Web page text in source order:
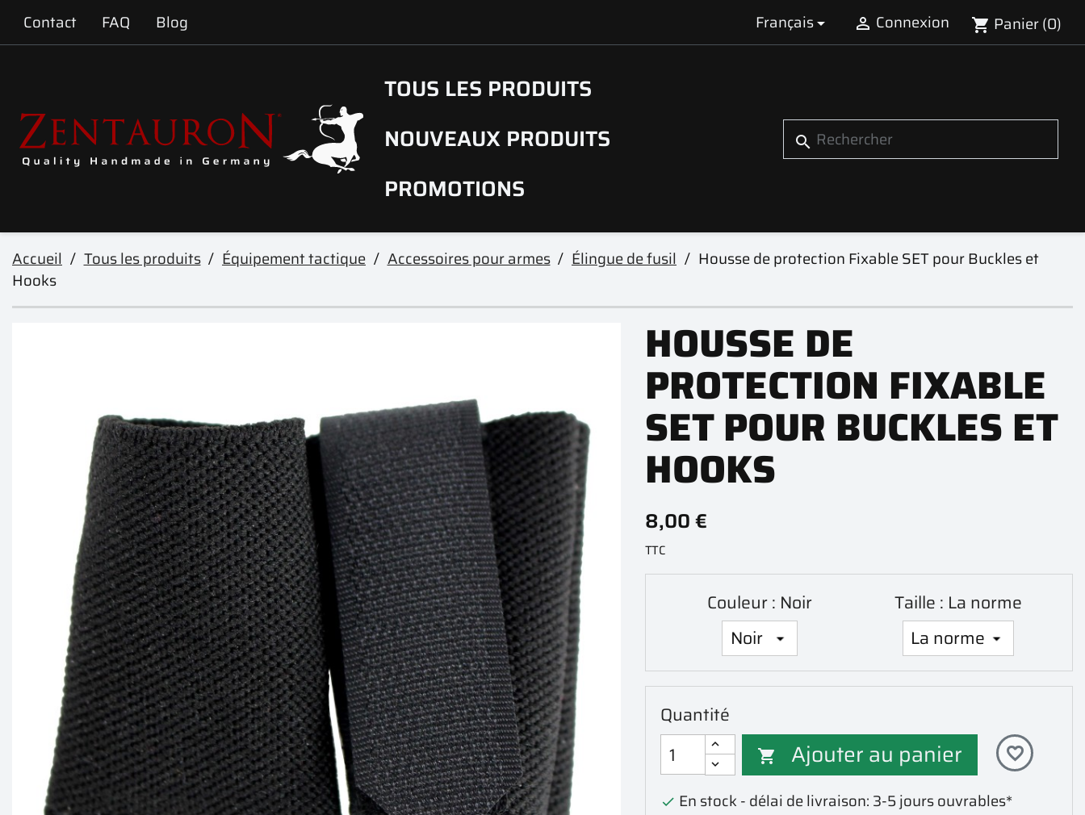
Contact FAQ Blog Français  Connexion shopping_cart Panier(0)
TOUS LES PRODUITS
NOUVEAUX PRODUITS
PROMOTIONS
search
Accueil Tous les produits Équipement tactique Accessoires pour armes Élingue de fusil
Housse de protection Fixable SET pour Buckles et
Hooks
HOUSSE DE
PROTECTION FIXABLE
SET POUR BUCKLES ET
HOOKS
8,00 €
TTC
Couleur : Noir Taille : La norme
Quantité
 Ajouter au panier favorite_border
 En stock - délai de livraison: 3-5 jours ouvrables*